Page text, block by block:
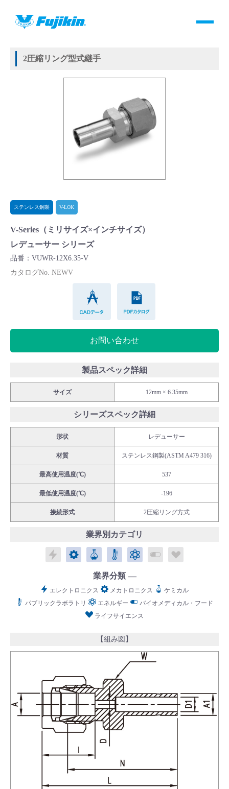
製品情報
製品カタログダウンロード
よくあるご質問(FAQ)・用語集
Cv値・流量計算ツール
製品動画一覧
バルブと継手のきほん
説明会・講習会
Corporate Blog
採用情報
languageLanguage：日本語／English
HOME 製品情報
2圧縮リング型式継手
ステンレス鋼製 V-LOK
V-Series（ミリサイズ×インチサイズ）
レデューサー シリーズ
品番：VUWR-12X6.35-V
カタログNo. NEWV
お問い合わせ
製品スペック詳細
サイズ 12mm × 6.35mm
シリーズスペック詳細
形状 レデューサー
材質 ステンレス鋼製(ASTM A479 316)
最高使用温度(℃) 537
最低使用温度(℃) -196
接続形式 2圧縮リング方式
業界別カテゴリ
エレクトロニクス
メカトロニクス
ケミカルパブリックラボラトリ
エネルギーバイオメディカ
業界分類
エレクトロニクス メカトロニクス
ケミカル
パブリックラボラトリ
エネルギー
バイオメディカル・フード
ライフサイエンス
【組み図】